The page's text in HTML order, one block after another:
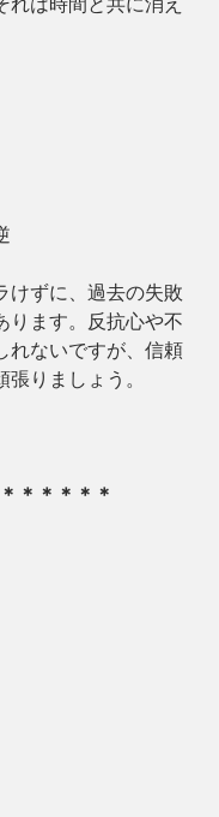
けずに、過去の失敗
ります。反抗心や不
れないですが、信頼
りましょう。
＊＊＊＊＊